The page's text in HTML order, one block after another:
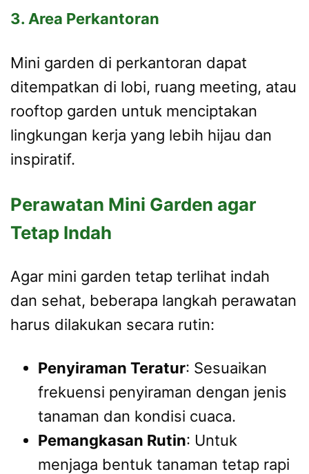
3. Area Perkantoran
Mini garden di perkantoran dapat
ditempatkan di lobi, ruang meeting, atau
rooftop garden untuk menciptakan
lingkungan kerja yang lebih hijau dan
inspiratif.
Perawatan Mini Garden agar
Tetap Indah
Agar mini garden tetap terlihat indah
dan sehat, beberapa langkah perawatan
harus dilakukan secara rutin:
Penyiraman Teratur: Sesuaikan
frekuensi penyiraman dengan jenis
tanaman dan kondisi cuaca.
Pemangkasan Rutin: Untuk
menjaga bentuk tanaman tetap rapi